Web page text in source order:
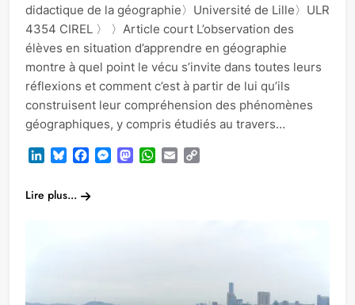
didactique de la géographie〉Université de Lille〉ULR
4354 CIREL 〉 〉Article court L’observation des
élèves en situation d’apprendre en géographie
montre à quel point le vécu s’invite dans toutes leurs
réflexions et comment c’est à partir de lui qu’ils
construisent leur compréhension des phénomènes
géographiques, y compris étudiés au travers…
LinkedInBlueskyFacebook
Messenger
Mastodon
WhatsApp
Email
Lire plus...